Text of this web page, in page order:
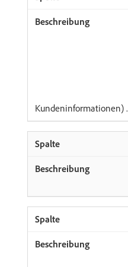
Kundeninformationen) .